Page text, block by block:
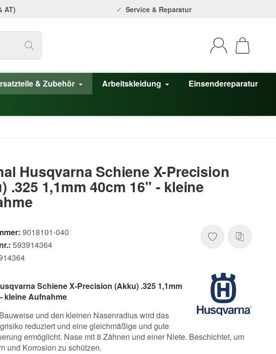
AT) Service & Reparatur
& Zubehör Arbeitskleidung
Einsendereparatur
Husqvarna Schiene X-Precision
.325 1,1mm 40cm 16" - kleine
9018101-040
593914364
Schiene X-Precision (Akku) .325 1,1mm
kleine Aufnahme
und den kleinen Nasenradius wird das
reduziert und eine gleichmäßige und gute
ermöglicht. Nase mit 8 Zähnen und einer Niete. Beschichtet, um
und Korrosion zu schützen.